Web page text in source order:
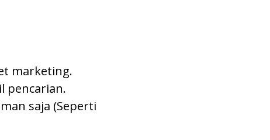
marketing.
pencarian.
saja (Seperti